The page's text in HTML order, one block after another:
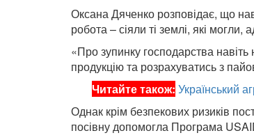
Оксана Дяченко розповідає, що
робота – сіяли ті землі, які
«Про зупинку господарства
продукцію та розрахуватись з
Читайте також: Український
Однак крім безпекових ризиків
посівну допомогла Програма